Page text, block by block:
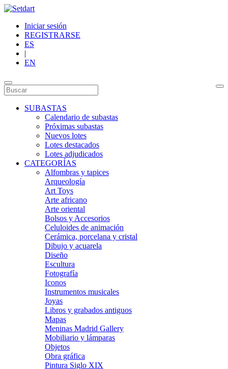
Iniciar sesión
REGISTRARSE
ES
|
EN
SUBASTAS
Calendario de subastas
Próximas subastas
Nuevos lotes
Lotes destacados
Lotes adjudicados
CATEGORÍAS
Alfombras y tapices
Arqueología
Art Toys
Arte africano
Arte oriental
Bolsos y Accesorios
Celuloides de animación
Cerámica, porcelana y cristal
Dibujo y acuarela
Diseño
Escultura
Fotografía
Iconos
Instrumentos musicales
Joyas
Libros y grabados antiguos
Mapas
Meninas Madrid Gallery
Mobiliario y lámparas
Objetos
Obra gráfica
Pintura Siglo XIX